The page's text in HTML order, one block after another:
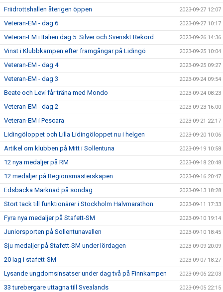
Friidrottshallen återigen öppen 2023-09-27 12:07
Veteran-EM - dag 6 2023-09-27 10:17
Veteran-EM i Italien dag 5: Silver och Svenskt Rekord 2023-09-26 14:36
Vinst i Klubbkampen efter framgångar på Lidingö 2023-09-25 10:04
Veteran-EM - dag 4 2023-09-25 09:27
Veteran-EM - dag 3 2023-09-24 09:54
Beate och Levi får träna med Mondo 2023-09-24 08:23
Veteran-EM - dag 2 2023-09-23 16:00
Veteran-EM i Pescara 2023-09-21 22:17
Lidingöloppet och Lilla Lidingöloppet nu i helgen 2023-09-20 10:06
Artikel om klubben på Mitt i Sollentuna 2023-09-19 10:58
12 nya medaljer på RM 2023-09-18 20:48
12 medaljer på Regionsmästerskapen 2023-09-16 20:47
Edsbacka Marknad på söndag 2023-09-13 18:28
Stort tack till funktionärer i Stockholm Halvmarathon 2023-09-11 17:33
Fyra nya medaljer på Stafett-SM 2023-09-10 19:14
Juniorsporten på Sollentunavallen 2023-09-10 18:45
Sju medaljer på Stafett-SM under lördagen 2023-09-09 20:09
20 lag i stafett-SM 2023-09-07 18:27
Lysande ungdomsinsatser under dag två på Finnkampen 2023-09-06 22:03
33 turebergare uttagna till Svealands 2023-09-05 22:15